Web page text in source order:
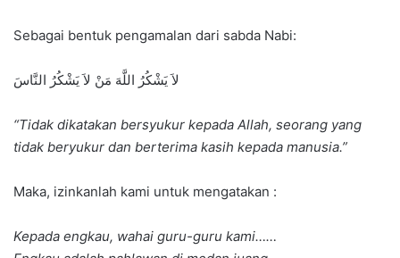
Sebagai bentuk pengamalan dari sabda Nabi:
لاَ يَشْكُرُ اللَّهَ مَنْ لاَ يَشْكُرُ النَّاسَ
“Tidak dikatakan bersyukur kepada Allah, seorang yang
tidak beryukur dan berterima kasih kepada manusia.”
Maka, izinkanlah kami untuk mengatakan :
Kepada engkau, wahai guru-guru kami……